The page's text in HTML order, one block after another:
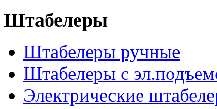
Штабелеры
Штабелеры ручные
Штабелеры с
Электрические